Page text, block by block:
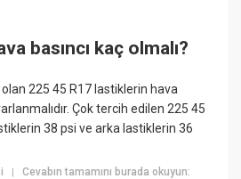
basıncı kaç olmalı?
225 45 R17 lastiklerin hava
Çok tercih edilen 225 45
38 psi ve arka lastiklerin 36
|Cevabın tamamını burada okuyun: